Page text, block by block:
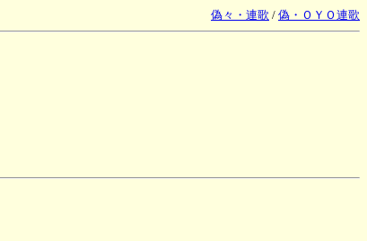
偽々・連歌 / 偽・ＯＹＯ連歌